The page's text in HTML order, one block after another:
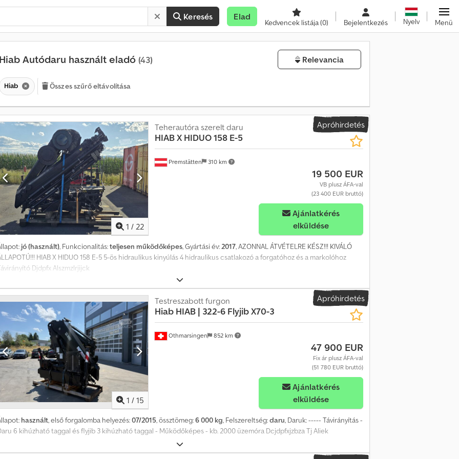
Keresés Elad
Kedvencek listája(0) Bejelentkezés Nyelv Menü
Hiab Autódaru használt eladó (43) Relevancia
Hiab Összes szűrő eltávolítása
Apróhirdetés
1 / 22
Premstätten 310 km
Teherautóra szerelt daru
HIABX HIDUO 158 E-5
19 500 EUR
VB plusz ÁFA-val
(23 400 EUR bruttó)
Ajánlatkérés
elküldése
jó (használt), Funkcionalitás:teljesen működőképes, Gyártási év:2017, AZONNAL ÁTVÉTELRE KÉSZ!!! KIVÁLÓ
HIAB X HIDUO 158 E-5 5-ös hidraulikus kinyúlás 4 hidraulikus csatlakozó a forgatóhoz és a markolóhoz
Djdpfx Alszmzlrjijck
Apróhirdetés
1 / 15
Othmarsingen 852 km
Testreszabott furgon
Hiab HIAB | 322-6 Flyjib X70-3
47 900 EUR
Fix ár plusz ÁFA-val
(51 780 EUR bruttó)
Ajánlatkérés
elküldése
használt, első forgalomba helyezés:07/2015, össztömeg:6 000 kg, Felszereltség:daru, Daruk: ----- Távirányítás -
6 kihúzható taggal és flyjib 3 kihúzható taggal - Működőképes - kb. 2000 üzemóra Dcjdpfxjzbza Tj Aliek
É
r
t
é
k
s
o
n
t
b
b
m
ó
é
d